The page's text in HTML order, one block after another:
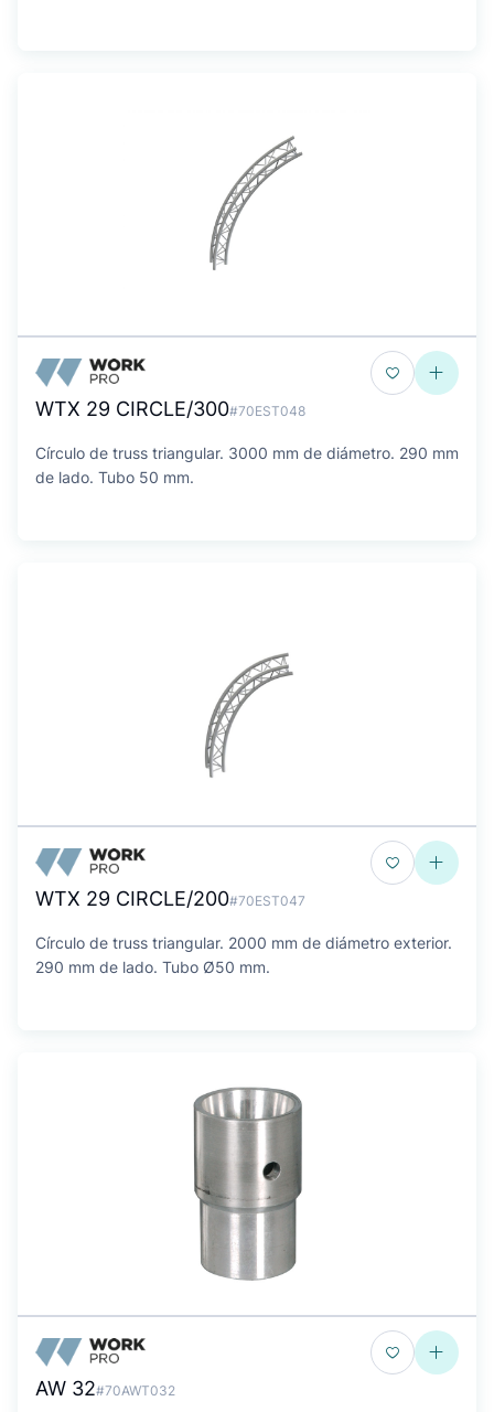
WTX 29 CIRCLE/300#70EST048
Círculo de truss triangular. 3000 mm de diámetro. 290 mm
de lado. Tubo 50 mm.
WTX 29 CIRCLE/200#70EST047
Círculo de truss triangular. 2000 mm de diámetro exterior.
290 mm de lado. Tubo Ø50 mm.
AW 32#70AWT032